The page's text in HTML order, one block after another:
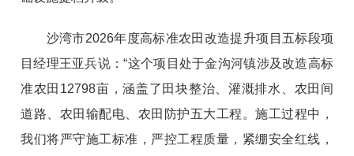
沙湾市2026年度高标准农田改造提升项目五标段项
目经理王亚兵说：“这个项目处于金沟河镇涉及改造高标
准农田12798亩，涵盖了田块整治、灌溉排水、农田间
道路、农田输配电、农田防护五大工程。施工过程中，
我们将严守施工标准，严控工程质量，紧绷安全红线，